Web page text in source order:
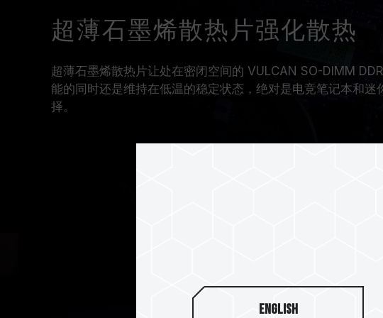
超薄石墨烯散热片强化散热
超薄石墨烯散热片让处在密闭空间的 VULCAN SO-DIMM
能的同时还是维持在低温的稳定状态，绝对是电竞笔记本和迷
择。
English